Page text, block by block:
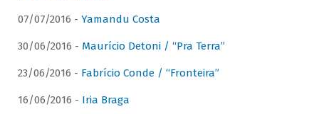
07/07/2016 - Yamandu Costa
30/06/2016 - Maurício Detoni / “Pra Terra”
23/06/2016 - Fabrício Conde / “Fronteira”
16/06/2016 - Iria Braga